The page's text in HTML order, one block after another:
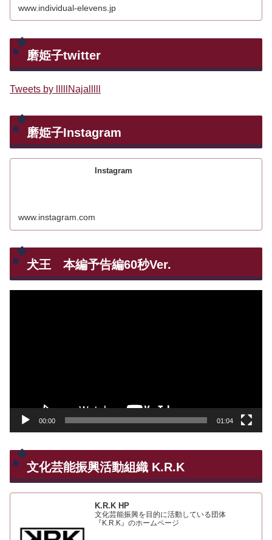
www.individual-elevens.jp
磨姫子twitter
Tweets by lllllNajalllll
磨姫子Instagram
Instagram
www.instagram.com
犬王 本編予告編60秒Ver.
00:00 01:04
文化芸能振興活動組織 K.R.K
K.R.K HP
文化芸能振興を目的に活動している団体
『K.R.K』のホームページ